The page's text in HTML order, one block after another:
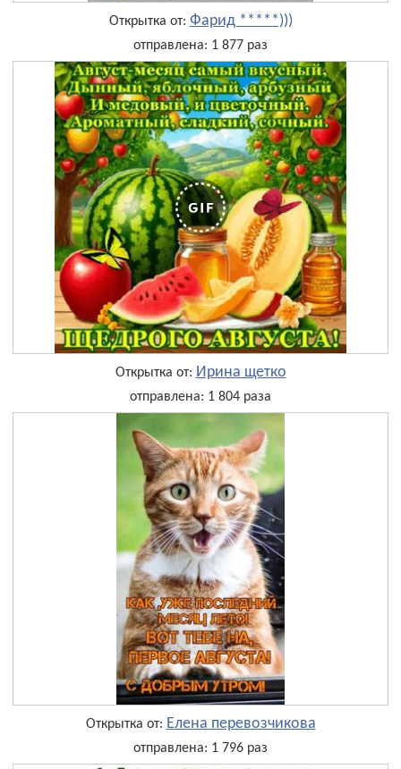
Открытка от: Фарид *****)))
отправлена: 1 877 раз
Открытка от: Ирина щетко
отправлена: 1 804 раза
Открытка от: Елена перевозчикова
отправлена: 1 796 раз